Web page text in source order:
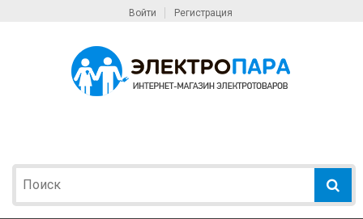
Войти Регистрация